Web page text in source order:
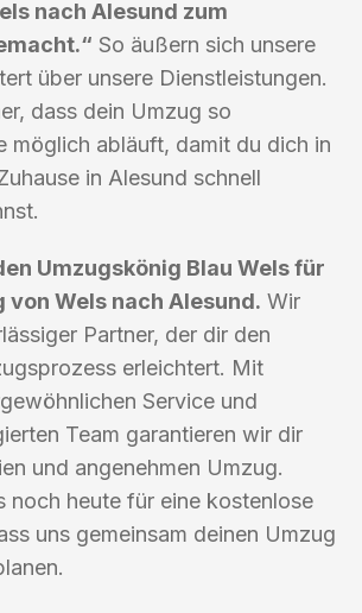
nach Alesund zum
So äußern sich unsere
über unsere Dienstleistungen.
dass dein Umzug so
möglich abläuft, damit du dich in
in Alesund schnell
Umzugskönig Blau Wels für
von Wels nach Alesund. Wir
Partner, der dir den
erleichtert. Mit
Service und
Team garantieren wir dir
und angenehmen Umzug.
noch heute für eine kostenlose
uns gemeinsam deinen Umzug